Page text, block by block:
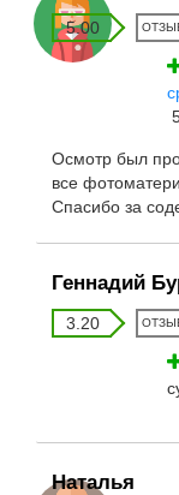
5.00
Осмотр был
все
Спасибо за
Геннадий
3.20
Наталья